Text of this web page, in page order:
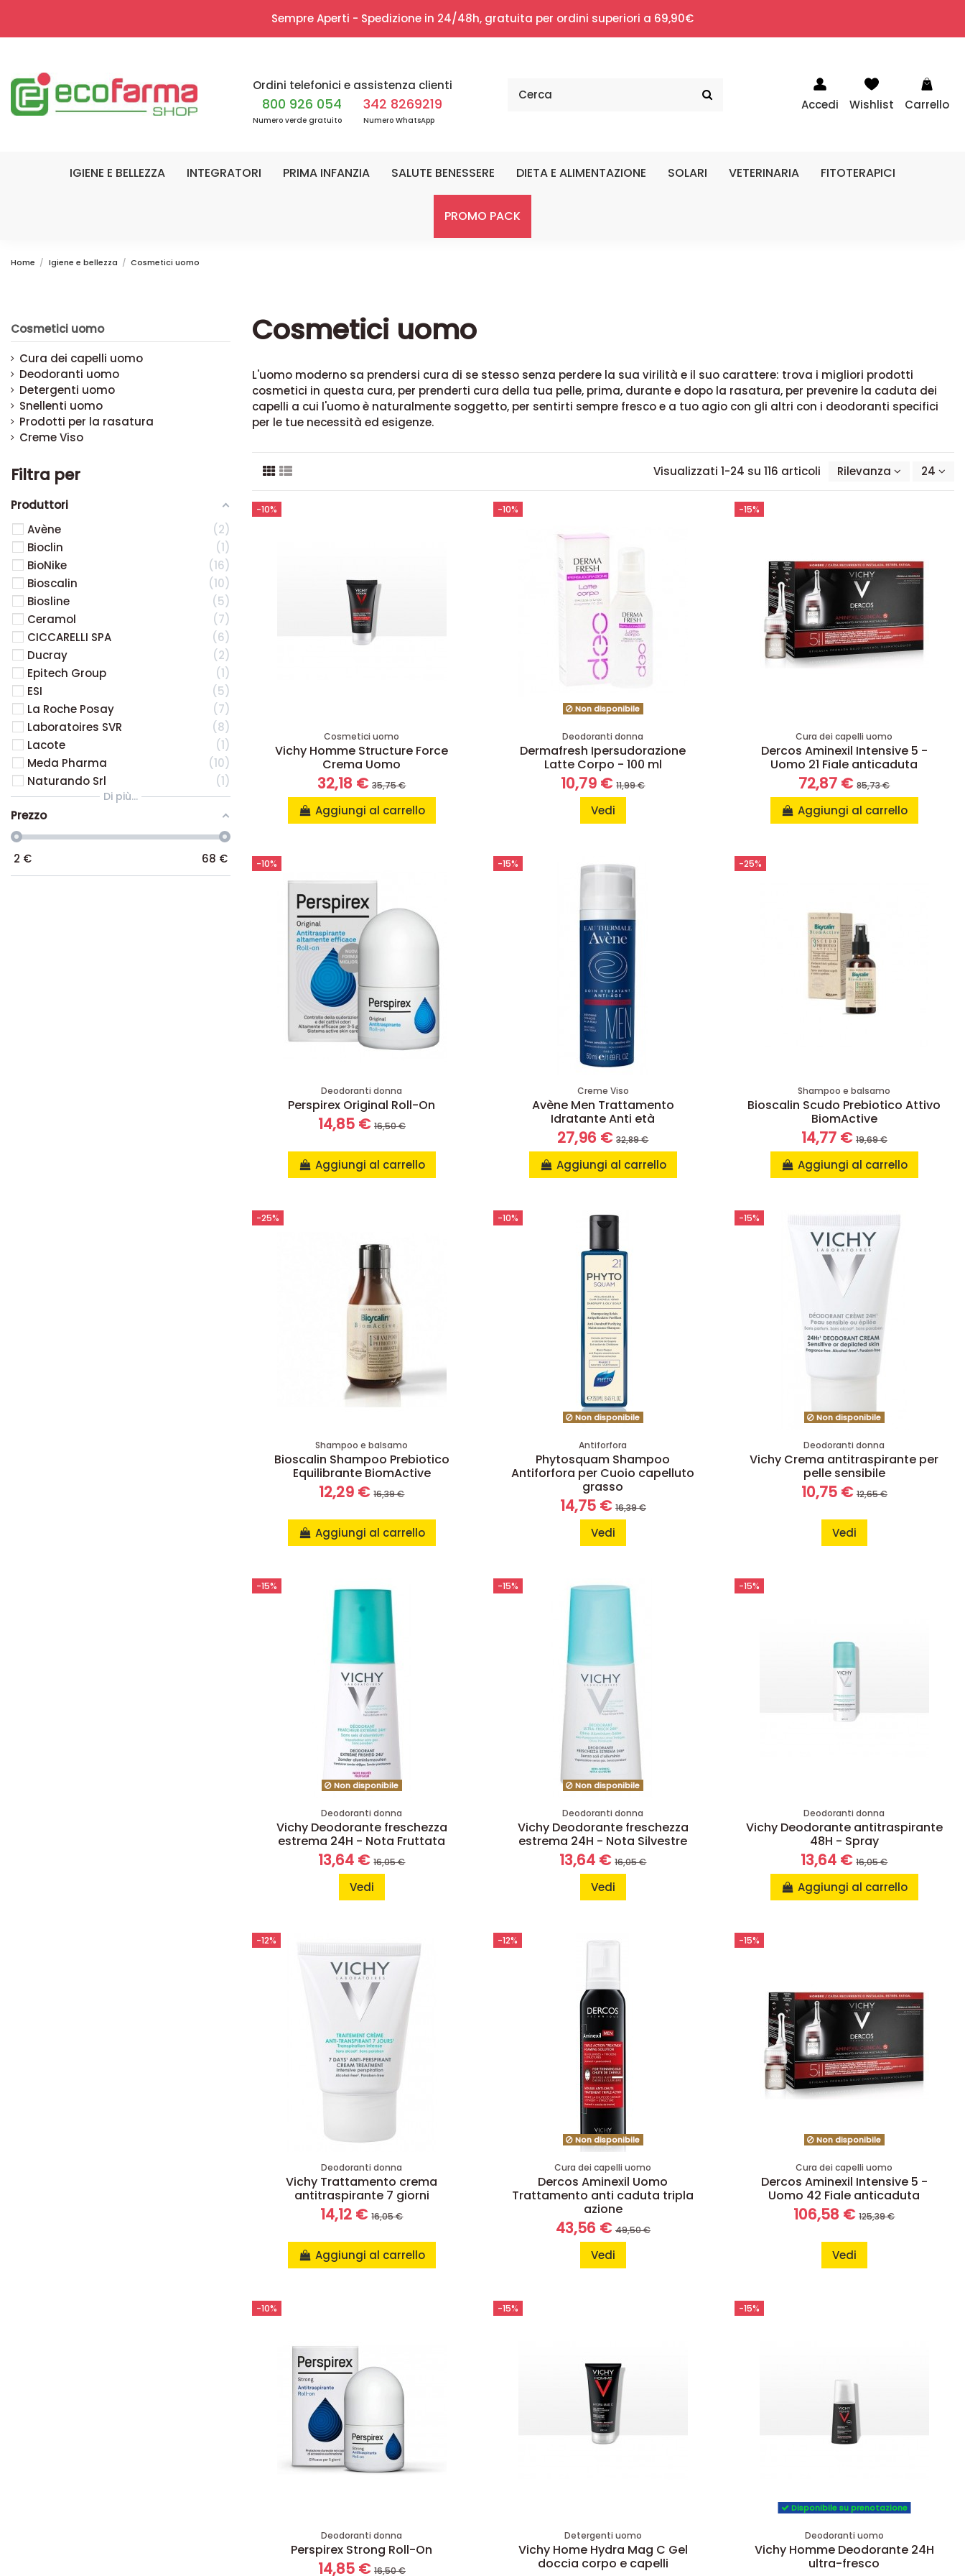
Sempre Aperti - Spedizione in 24/48h, gratuita per ordini superiori a 69,90€
Ordini telefonici e assistenza clienti
800 926 054
Numero verde gratuito
342 8269219
Numero WhatsApp
Accedi Wishlist Carrello
IGIENE E BELLEZZA INTEGRATORI PRIMA INFANZIA SALUTE BENESSERE DIETA E ALIMENTAZIONE SOLARI VETERINARIA FITOTERAPICI
PROMO PACK
Home Igiene e bellezza Cosmetici uomo
Cosmetici uomo
L'uomo moderno sa prendersi cura di se stesso senza perdere la sua virilità e il suo carattere: trova i migliori prodotti
cosmetici in questa cura, per prenderti cura della tua pelle, prima, durante e dopo la rasatura, per prevenire la caduta dei
capelli a cui l'uomo è naturalmente soggetto, per sentirti sempre fresco e a tuo agio con gli altri con i deodoranti specifici
per le tue necessità ed esigenze.
Visualizzati 1-24 su 116 articoli Rilevanza 24
-10%
Cosmetici uomo
Vichy Homme Structure Force
Crema Uomo
32,18 €35,75 €
Aggiungi al carrello
-10%
Non disponibile
Deodoranti donna
Dermafresh Ipersudorazione
Latte Corpo - 100 ml
10,79 €11,99 €
Vedi
-15%
Cura dei capelli uomo
Dercos Aminexil Intensive 5 -
Uomo 21 Fiale anticaduta
72,87 €85,73 €
Aggiungi al carrello
-10%
Deodoranti donna
Perspirex Original Roll-On
14,85 € 16,50 €
Aggiungi al carrello
-15%
Creme Viso
Avène Men Trattamento
Idratante Anti età
27,96 €32,89 €
Aggiungi al carrello
-25%
Shampoo e balsamo
Bioscalin Scudo Prebiotico Attivo
BiomActive
14,77 € 19,69 €
Aggiungi al carrello
-25%
Shampoo e balsamo
Bioscalin Shampoo Prebiotico
Equilibrante BiomActive
12,29 €16,39 €
Aggiungi al carrello
-10%
Non disponibile
Antiforfora
Phytosquam Shampoo
Antiforfora per Cuoio capelluto
grasso
14,75 € 16,39 €
Vedi
-15%
Non disponibile
Deodoranti donna
Vichy Crema antitraspirante per
pelle sensibile
10,75 € 12,65 €
Vedi
-15%
Non disponibile
Deodoranti donna
Vichy Deodorante freschezza
estrema 24H - Nota Fruttata
13,64 €16,05 €
Vedi
-15%
Non disponibile
Deodoranti donna
Vichy Deodorante freschezza
estrema 24H - Nota Silvestre
13,64 €16,05 €
Vedi
-15%
Deodoranti donna
Vichy Deodorante antitraspirante
48H - Spray
13,64 €16,05 €
Aggiungi al carrello
-12%
Deodoranti donna
Vichy Trattamento crema
antitraspirante 7 giorni
14,12 €16,05 €
Aggiungi al carrello
-12%
Non disponibile
Cura dei capelli uomo
Dercos Aminexil Uomo
Trattamento anti caduta tripla
azione
43,56 € 49,50 €
Vedi
-15%
Non disponibile
Cura dei capelli uomo
Dercos Aminexil Intensive 5 -
Uomo 42 Fiale anticaduta
106,58 €125,39 €
Vedi
-10%
Deodoranti donna
Perspirex Strong Roll-On
14,85 € 16,50 €
-15%
Detergenti uomo
Vichy Home Hydra Mag C Gel
doccia corpo e capelli
-15%
Disponibile su prenotazione
Deodoranti uomo
Vichy Homme Deodorante 24H
ultra-fresco
Cosmetici uomo
Cura dei capelli uomo
Deodoranti uomo
Detergenti uomo
Snellenti uomo
Prodotti per la rasatura
Creme Viso
Filtra per
Produttori
Avène
2
Bioclin
1
BioNike
16
Bioscalin
10
Biosline
5
Ceramol
7
CICCARELLI SPA
6
Ducray
2
Epitech Group
1
ESI
5
La Roche Posay
7
Laboratoires SVR
8
Lacote
1
Meda Pharma
10
Naturando Srl
1
Di più...
Prezzo
2 € 68 €